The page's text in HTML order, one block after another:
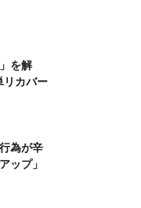
を解
リカバー
為が辛
ップ」